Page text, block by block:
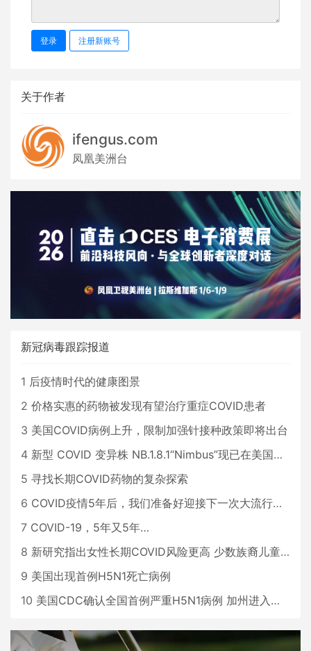
登录 注册新账号
关于作者
ifengus.com
凤凰美洲台
新冠病毒跟踪报道
1 后疫情时代的健康图景
2 价格实惠的药物被发现有望治疗重症COVID患者
3 美国COVID病例上升，限制加强针接种政策即将出台
4 新型 COVID 变异株 NB.1.8.1“Nimbus”现已在美国占据主导地位
5 寻找长期COVID药物的复杂探索
6 COVID疫情5年后，我们准备好迎接下一次大流行了吗？
7 COVID-19，5年又5年…
8 新研究指出女性长期COVID风险更高 少数族裔儿童存在差异
9 美国出现首例H5N1死亡病例
10 美国CDC确认全国首例严重H5N1病例 加州进入紧急状态